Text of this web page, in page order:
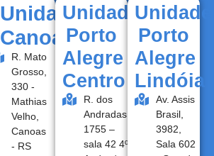
Unidade
Canoas
R. Mato
Grosso,
330 -
Mathias
Velho,
Canoas
- RS
Unidade
Porto
Alegre
Centro
R. dos
Andradas,
1755 –
sala 42 4º
Unidade
Porto
Alegre
Lindóia
Av. Assis
Brasil,
3982,
Sala 602